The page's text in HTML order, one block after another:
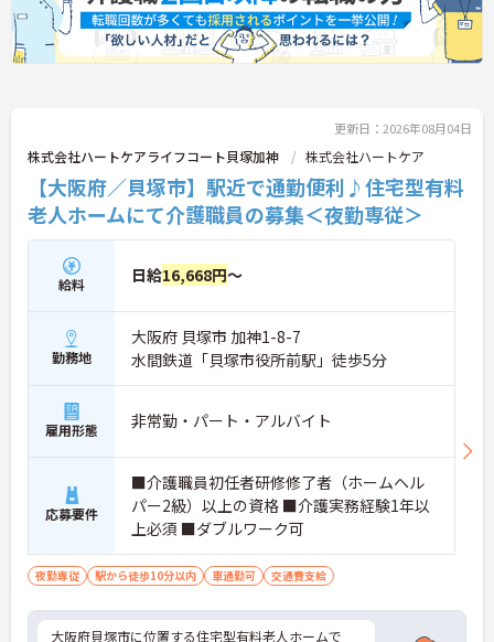
更新日：2026年08月04日
株式会社ハートケアライフコート貝塚加神 株式会社ハートケア
【大阪府／貝塚市】駅近で通勤便利♪住宅型有料
老人ホームにて介護職員の募集＜夜勤専従＞
給料 日給16,668円～
勤務地
大阪府 貝塚市 加神1-8-7
水間鉄道「貝塚市役所前駅」徒歩5分
雇用形態 非常勤・パート・アルバイト
応募要件
■介護職員初任者研修修了者（ホームヘル
パー2級）以上の資格 ■介護実務経験1年以
上必須 ■ダブルワーク可
夜勤専従 駅から徒歩10分以内 車通勤可 交通費支給
大阪府貝塚市に位置する住宅型有料老人ホームで